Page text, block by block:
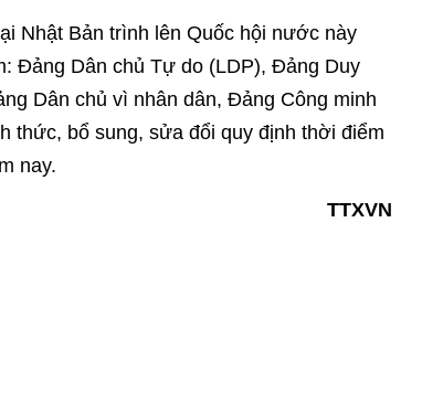
Nhật Bản trình lên Quốc hội nước này
Đảng Dân chủ Tự do (LDP), Đảng Duy
Dân chủ vì nhân dân, Đảng Công minh
thức, bổ sung, sửa đổi quy định thời điểm
năm nay.
TTXVN